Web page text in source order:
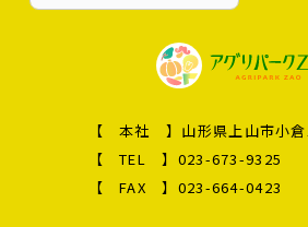
【 本社 】 山形県上山市小
【 TEL 】 023-673-9325
【 FAX 】 023-664-0423